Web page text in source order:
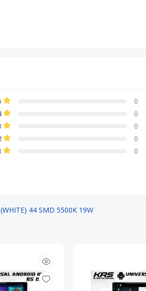
0
0
0
0
0
44 SMD 5500K 19W